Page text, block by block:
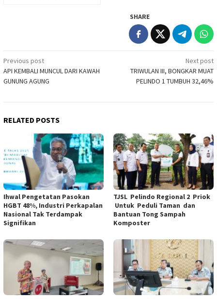
SHARE
Post
navigation
Previous post
API KEMBALI MUNCUL DARI KAWAH
GUNUNG AGUNG
Next post
TRIWULAN III, BONGKAR MUAT
PELINDO 1 TUMBUH 32,46%
RELATED POSTS
Ihwal Pengetatan Pasokan
HGBT 48%, Industri Perkapalan
Nasional Tak Terdampak
Signifikan
TJSL Pelindo Regional 2 Priok
Untuk Peduli Taman dan
Bantuan Tong Sampah
Komposter